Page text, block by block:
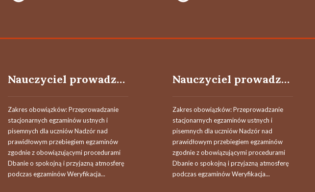
Nauczyciel prowadzący / Nauczycielka prowadząca egzaminy
Zakres obowiązków: Przeprowadzanie
stacjonarnych egzaminów ustnych i
pisemnych dla uczniów Nadzór nad
prawidłowym przebiegiem egzaminów
zgodnie z obowiązującymi procedurami
Dbanie o spokojną i przyjazną atmosferę
podczas egzaminów Weryfikacja...
Nauczyciel prowadzący / Nauczycielka prowadząca egzaminy
Zakres obowiązków: Przeprowadzanie
stacjonarnych egzaminów ustnych i
pisemnych dla uczniów Nadzór nad
prawidłowym przebiegiem egzaminów
zgodnie z obowiązującymi procedurami
Dbanie o spokojną i przyjazną atmosferę
podczas egzaminów Weryfikacja...